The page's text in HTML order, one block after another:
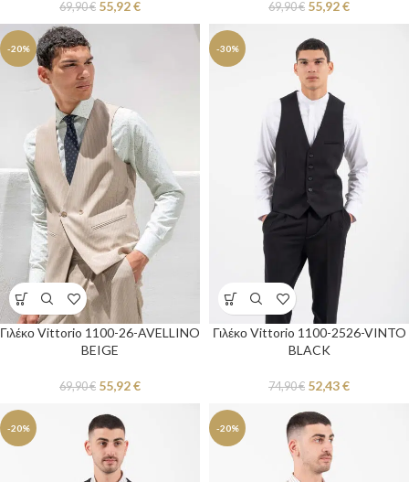
69,90€ 55,92€ 69,90€ 55,92€
-20%
Γιλέκο Vittorio 1100-26-AVELLINO
BEIGE
69,90€ 55,92€
-30%
Γιλέκο Vittorio 1100-2526-VINTO
BLACK
74,90€ 52,43€
-20% -20%